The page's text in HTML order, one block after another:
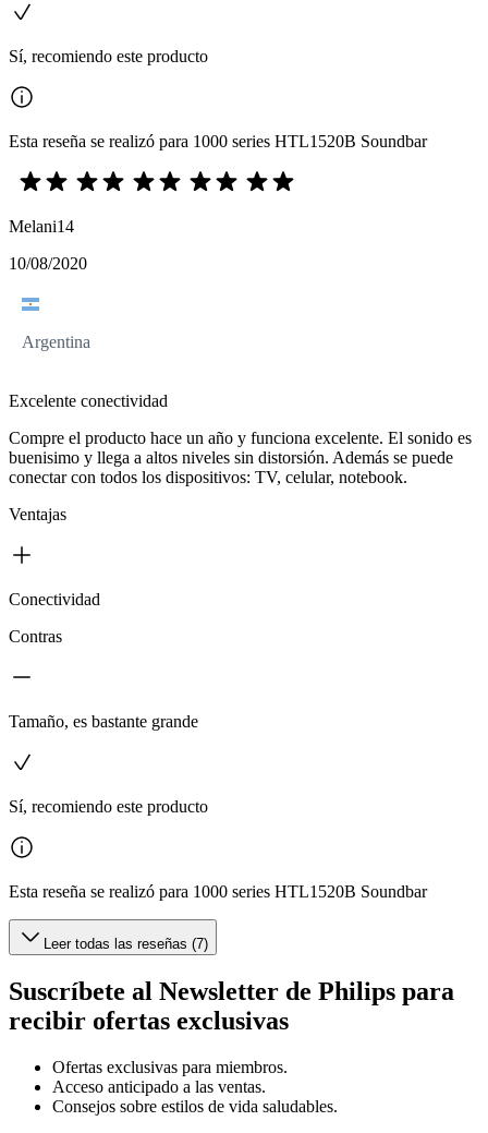
Sí, recomiendo este producto
Esta reseña se realizó para 1000 series HTL1520B Soundbar
Melani14
10/08/2020
Argentina
Excelente conectividad
Compre el producto hace un año y funciona excelente. El sonido es
buenisimo y llega a altos niveles sin distorsión. Además se puede
conectar con todos los dispositivos: TV, celular, notebook.
Ventajas
Conectividad
Contras
Tamaño, es bastante grande
Sí, recomiendo este producto
Esta reseña se realizó para 1000 series HTL1520B Soundbar
Leer todas las reseñas (7)
Suscríbete al Newsletter de Philips para
recibir ofertas exclusivas
Ofertas exclusivas para miembros.
Acceso anticipado a las ventas.
Consejos sobre estilos de vida saludables.